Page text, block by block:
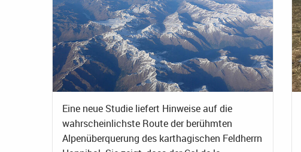
Eine neue Studie liefert Hinweise auf die
wahrscheinlichste Route der berühmten
Alpenüberquerung des karthagischen Feldherrn